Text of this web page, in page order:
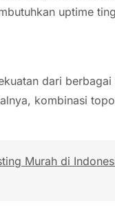
uptime
dari
kombinasi
Murah di